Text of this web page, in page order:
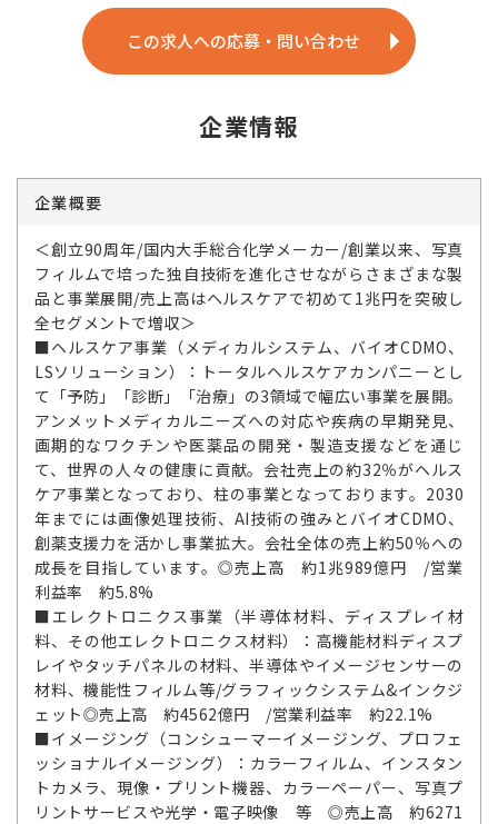
この求人への応募・問い合わせ
企業情報
企業概要
＜創立90周年/国内大手総合化学メーカー/創業以来、写真
フィルムで培った独自技術を進化させながらさまざまな製
品と事業展開/売上高はヘルスケアで初めて1兆円を突破し
全セグメントで増収＞
■ヘルスケア事業（メディカルシステム、バイオCDMO、
LSソリューション）：トータルヘルスケアカンパニーとし
て「予防」「診断」「治療」の3領域で幅広い事業を展開。
アンメットメディカルニーズへの対応や疾病の早期発見、
画期的なワクチンや医薬品の開発・製造支援などを通じ
て、世界の人々の健康に貢献。会社売上の約32％がヘルス
ケア事業となっており、柱の事業となっております。2030
年までには画像処理技術、AI技術の強みとバイオCDMO、
創薬支援力を活かし事業拡大。会社全体の売上約50％への
成長を目指しています。◎売上高 約1兆989億円 /営業
利益率 約5.8%
■エレクトロニクス事業（半導体材料、ディスプレイ材
料、その他エレクトロニクス材料）：高機能材料ディスプ
レイやタッチパネルの材料、半導体やイメージセンサーの
材料、機能性フィルム等/グラフィックシステム&インクジ
ェット◎売上高 約4562億円 /営業利益率 約22.1%
■イメージング（コンシューマーイメージング、プロフェ
ッショナルイメージング）：カラーフィルム、インスタン
トカメラ、現像・プリント機器、カラーペーパー、写真プ
リントサービスや光学・電子映像 等 ◎売上高 約6271